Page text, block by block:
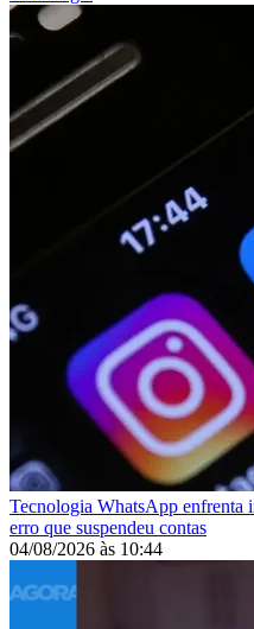
Tecnologia WhatsApp enfrenta
erro que suspendeu contas
04/08/2026 às 10:44